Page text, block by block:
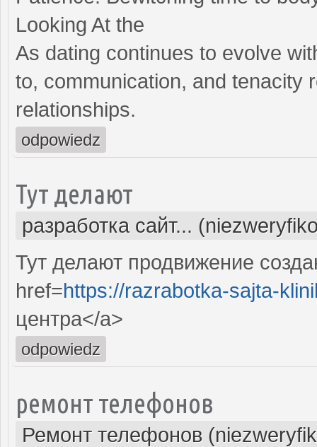
Looking At the
As dating continues to evolve
to, communication, and tenacity
relationships.
odpowiedz
Тут делают
разработка сайт...
Тут делают продвижение
href=https://razrabotka-sajta-
центра</a>
odpowiedz
ремонт телефонов
Ремонт телефонов